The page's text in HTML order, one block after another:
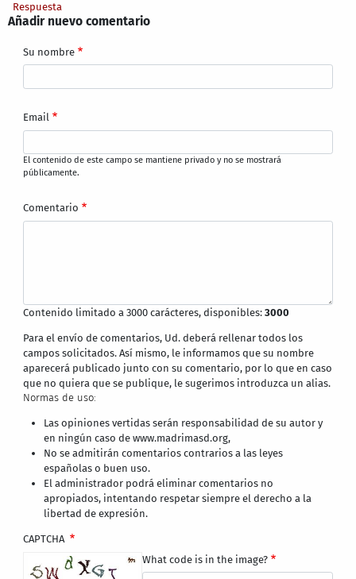
Respuesta
Añadir nuevo comentario
Su nombre
Email
El contenido de este campo se mantiene privado y no se mostrará
públicamente.
Comentario
Contenido limitado a 3000 carácteres, disponibles:3000
Para el envío de comentarios, Ud. deberá rellenar todos los
campos solicitados. Así mismo, le informamos que su nombre
aparecerá publicado junto con su comentario, por lo que en caso
que no quiera que se publique, le sugerimos introduzca un alias.
Normas de uso:
Las opiniones vertidas serán responsabilidad de su autor y
en ningún caso de www.madrimasd.org,
No se admitirán comentarios contrarios a las leyes
españolas o buen uso.
El administrador podrá eliminar comentarios no
apropiados, intentando respetar siempre el derecho a la
libertad de expresión.
CAPTCHA
What code is in the image?